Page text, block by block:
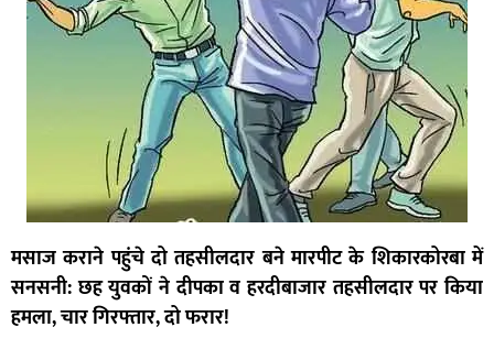
मसाज कराने पहुंचे दो तहसीलदार बने मारपीट के शिकारकोरबा में
सनसनी: छह युवकों ने दीपका व हरदीबाजार तहसीलदार पर किया
हमला, चार गिरफ्तार, दो फरार!